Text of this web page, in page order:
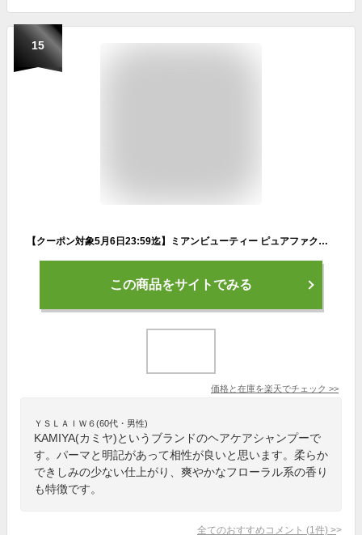
15
【クーポン対象5月6日23:59迄】ミアンビューティー ピュアファクター アシッド シャンプー 300ml|酸性カラー ダブルカラー ブリーチ パーマ 褪色 色落ち 色持ち ヘアマニキュア 柔らか 補修 フルーティー フローラル 香り お試し ヘアケア
この商品をサイトでみる
価格と在庫を楽天でチェック >>
ＹＳＬＡＩＷ６(60代・男性)
KAMIYA(カミヤ)というブランドのヘアケアシャンプーで
す。パーマと明記があって相性が良いと思います。柔らか
できしみの少ない仕上がり、爽やかなフローラル系の香り
も特徴です。
全てのおすすめコメント (1 件) >